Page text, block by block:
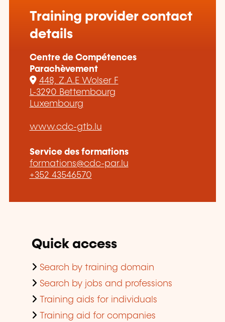
Training provider contact
details
Centre de Compétences
Parachèvement
448, Z.A.E Wolser F
L-3290 Bettembourg
Luxembourg
www.cdc-gtb.lu
Service des formations
formations@cdc-par.lu
+352 43546570
Quick access
Search by training domain
Search by jobs and professions
Training aids for individuals
Training aid for companies